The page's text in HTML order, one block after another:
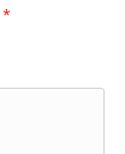
*